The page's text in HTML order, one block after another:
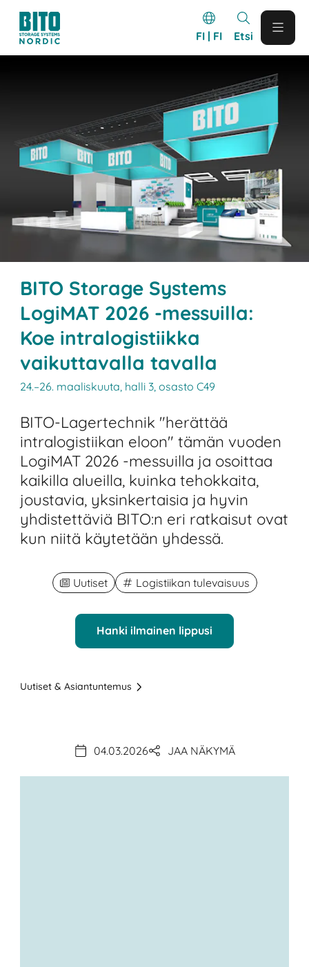
FI | FI Etsi
BITO Storage Systems
LogiMAT 2026 -messuilla:
Koe intralogistiikka
vaikuttavalla tavalla
24.–26. maaliskuuta, halli 3, osasto C49
BITO-Lagertechnik "herättää
intralogistiikan eloon" tämän vuoden
LogiMAT 2026 -messuilla ja osoittaa
kaikilla alueilla, kuinka tehokkaita,
joustavia, yksinkertaisia ja hyvin
yhdistettäviä BITO:n eri ratkaisut ovat
kun niitä käytetään yhdessä.
Uutiset Logistiikan tulevaisuus
Hanki ilmainen lippusi
Uutiset & Asiantuntemus
04.03.2026 JAA NÄKYMÄ